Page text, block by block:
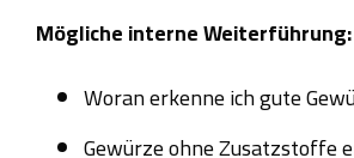
Mögliche interne Weiterführung:
Woran erkenne ich gute
Gewürze ohne Zusatzstoffe